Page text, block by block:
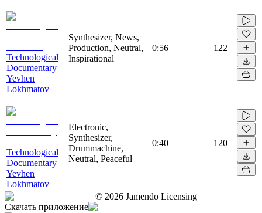
Technological
Documentary
Yevhen
Lokhmatov
Synthesizer, News,
Production, Neutral,
Inspirational
0:56 122
Technological
Documentary
Yevhen
Lokhmatov
Electronic,
Synthesizer,
Drummachine,
Neutral, Peaceful
0:40 120
© 2026 Jamendo Licensing
Скачать приложение